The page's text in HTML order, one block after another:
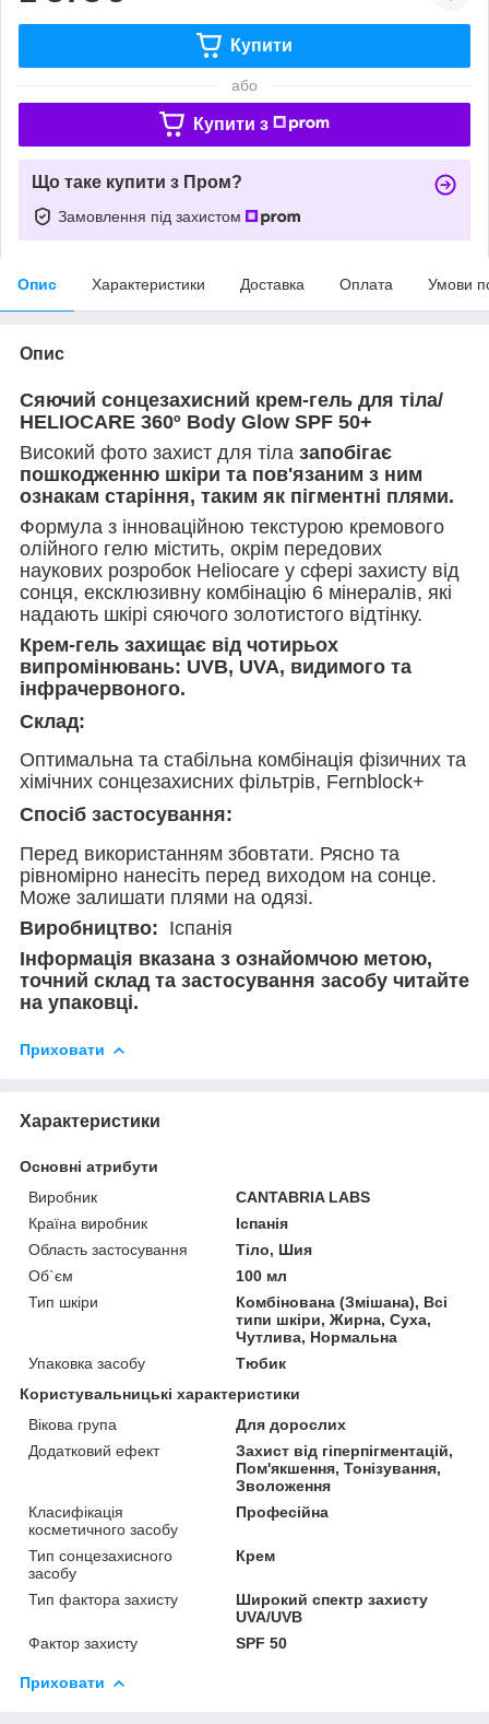
Купити
або
Купити з
Що таке купити з Пром?
Замовлення під захистом
Опис Характеристики Доставка Оплата Умови
Опис
Сяючий сонцезахисний крем-гель для тіла/
HELIOCARE 360º Body Glow SPF 50+
Високий фото захист для тіла запобігає
пошкодженню шкіри та пов'язаним з ним
ознакам старіння, таким як пігментні плями.
Формула з інноваційною текстурою кремового
олійного гелю містить, окрім передових
наукових розробок Heliocare у сфері захисту від
сонця, ексклюзивну комбінацію 6 мінералів, які
надають шкірі сяючого золотистого відтінку.
Крем-гель захищає від чотирьох
випромінювань: UVB, UVA, видимого та
інфрачервоного.
Склад:
Оптимальна та стабільна комбінація фізичних та
хімічних сонцезахисних фільтрів, Fernblock+
Спосіб застосування:
Перед використанням збовтати. Рясно та
рівномірно нанесіть перед виходом на сонце.
Може залишати плями на одязі.
Виробництво: Іспанія
Інформація вказана з ознайомчою метою,
точний склад та застосування засобу читайте
на упаковці.
Приховати
Характеристики
Основні атрибути
Виробник
CANTABRIA LABS
Країна виробник
Іспанія
Область застосування
Тіло, Шия
Об`єм
100 мл
Тип шкіри
Комбінована (Змішана), Всі
типи шкіри, Жирна, Суха,
Чутлива, Нормальна
Упаковка засобу
Тюбик
Користувальницькі характеристики
Вікова група
Для дорослих
Додатковий ефект
Захист від гіперпігментацій,
Пом'якшення, Тонізування,
Зволоження
Класифікація
косметичного засобу
Професійна
Тип сонцезахисного
засобу
Крем
Тип фактора захисту
Широкий спектр захисту
UVA/UVB
Фактор захисту
SPF 50
Приховати